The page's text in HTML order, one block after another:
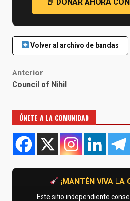
Volver al archivo de bandas
Post
Anterior
Council of Nihil
ÚNETE A LA COMUNIDAD
¡MANTÉN VIVA LA
Este sitio independiente